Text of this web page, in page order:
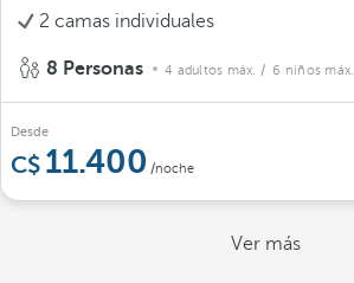
2 camas individuales
8 Personas 4 adultos máx. / 6 niños máx.
Desde
11.400 /noche
Ver más